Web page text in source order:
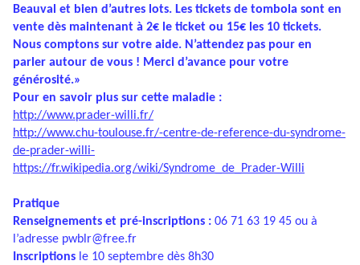
Beauval et bien d’autres lots. Les tickets de tombola sont en
vente dès maintenant à 2€ le ticket ou 15€ les 10 tickets.
Nous comptons sur votre aide. N’attendez pas pour en
parler autour de vous ! Merci d’avance pour votre
générosité.»
Pour en savoir plus sur cette maladie :
http://www.prader-willi.fr/
http://www.chu-toulouse.fr/-centre-de-reference-du-syndrome-
de-prader-willi-
https://fr.wikipedia.org/wiki/Syndrome_de_Prader-Willi
Pratique
Renseignements et pré-inscriptions : 06 71 63 19 45 ou à
l’adresse pwblr@free.fr
Inscriptions le 10 septembre dès 8h30